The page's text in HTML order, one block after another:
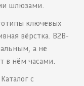
шлюзами.
ключевых
вёрстка. B2B-
а не
в нём часами.
Каталог с